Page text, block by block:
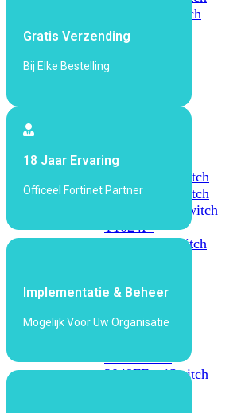
FortiSwitch
648F-
FPOE
FortiSwitch
FortiSwitch
1048EFortiSwitch
FortiSwitch
T1024F-
FortiSwitch
FortiSwitch
Series
2048FFortiSwitch
Gratis Verzending
Bij Elke Bestelling
18 Jaar Ervaring
Officeel Fortinet Partner
Implementatie & Beheer
Mogelijk Voor Uw Organisatie